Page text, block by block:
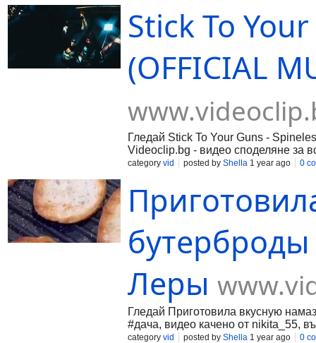
Stick To
(OFFICIAL
Гледай Stick To Your Guns -
Videoclip.bg - видео споделяне за
category vid posted by Shella 1 year ago 0
Леры
Гледай Приготовила вкусную
#дача, видео качено от nikita_55,
category vid posted by Shella 1 year ago 0